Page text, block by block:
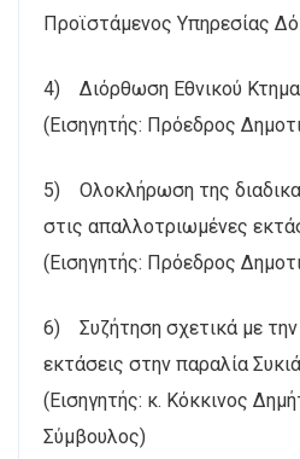
Προϊστάμενος Υπηρεσίας
4) Διόρθωση Εθνικού
(Εισηγητής: Πρόεδρος
5) Ολοκλήρωση της
στις απαλλοτριωμένες
(Εισηγητής: Πρόεδρος
6) Συζήτηση σχετικά με την
εκτάσεις στην παραλία
(Εισηγητής: κ. Κόκκινος
Σύμβουλος)